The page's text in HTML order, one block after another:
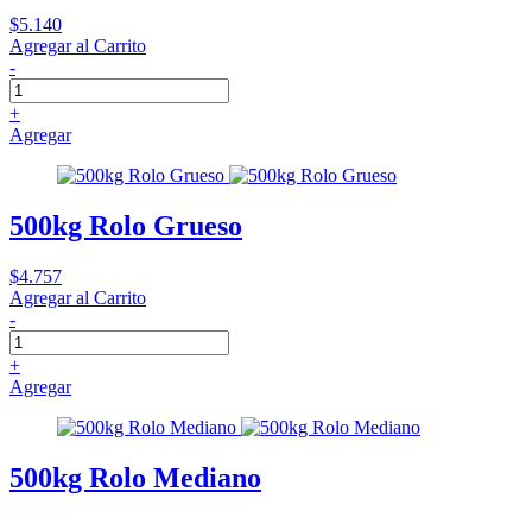
$5.140
Agregar al Carrito
-
+
Agregar
500kg Rolo Grueso
$4.757
Agregar al Carrito
-
+
Agregar
500kg Rolo Mediano